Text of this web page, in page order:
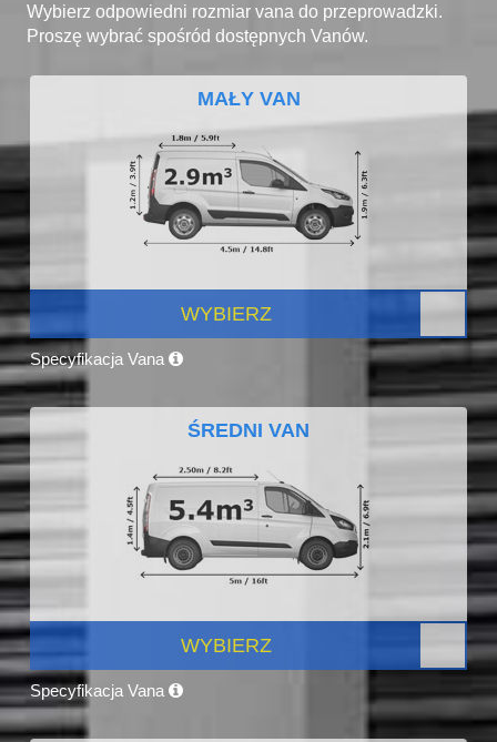
Wybierz odpowiedni rozmiar vana do przeprowadzki.
Proszę wybrać spośród dostępnych Vanów.
MAŁY VAN
WYBIERZ
Specyfikacja Vana
ŚREDNI VAN
WYBIERZ
Specyfikacja Vana